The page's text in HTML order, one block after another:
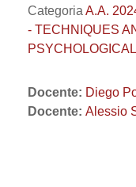
Categoria A.A.
- TECHNIQUES
Docente: Diego
Docente: Alessio